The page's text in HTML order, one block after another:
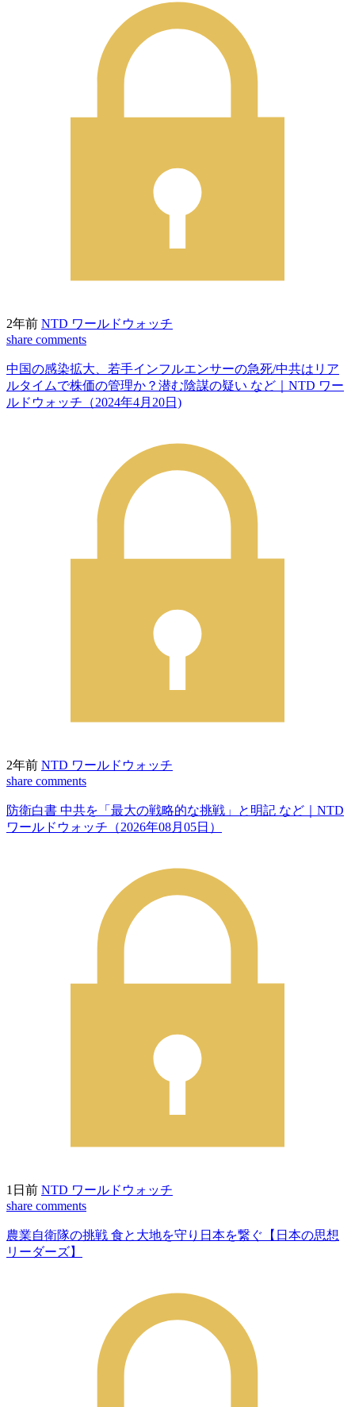
2年前 NTD ワールドウォッチ
share comments
中国の感染拡大、若手インフルエンサーの急死/中共はリア
ルタイムで株価の管理か？潜む陰謀の疑い など｜NTD ワー
ルドウォッチ（2024年4月20日)
2年前 NTD ワールドウォッチ
share comments
防衛白書 中共を「最大の戦略的な挑戦」と明記 など｜NTD
ワールドウォッチ（2026年08月05日）
1日前 NTD ワールドウォッチ
share comments
農業自衛隊の挑戦 食と大地を守り日本を繋ぐ【日本の思想
リーダーズ】